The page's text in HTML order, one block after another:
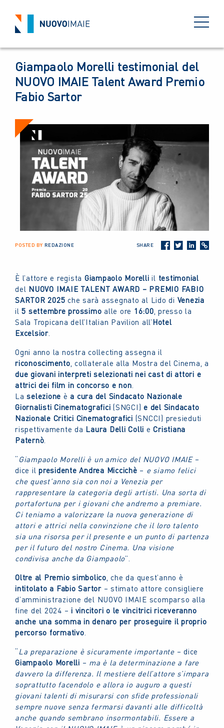
Giampaolo Morelli testimonial del
NUOVO IMAIE Talent Award Premio
Fabio Sartor
POSTED BY REDAZIONE SHARE
È l’attore e regista Giampaolo Morelli il testimonial
del NUOVO IMAIE TALENT AWARD – PREMIO FABIO
SARTOR 2025 che sarà assegnato al Lido di Venezia
il5 settembre prossimo alle ore 16:00 , presso la
Sala Tropicana dell’Italian Pavilion all’Hotel
Excelsior.
Ogni anno la nostra collecting assegna il
riconoscimento , collaterale alla Mostra del Cinema, a
due giovani interpreti selezionati nei cast di attori e
attrici dei film in concorso e non
Laselezione è a cura del Sindacato Nazionale
Giornalisti Cinematografici (SNGCI) e del Sindacato
Nazionale Critici Cinematografici (SNCCI) presieduti
rispettivamente da Laura Delli Colli eCristiana
Paternò
“ Giampaolo Morelli è un amico del NUOVO IMAIE–
dice il presidente Andrea Miccichè – e siamo felici
che quest’anno sia con noi a Venezia per
rappresentare la categoria degli artisti. Una sorta di
portafortuna per i giovani che andremo a premiare.
Ci teniamo a valorizzare la nuova generazione di
attori e attrici nella convinzione che il loro talento
sia una risorsa per il presente e un punto di partenza
per il futuro del nostro Cinema. Una visione
condivisa anche da Giampaolo”.
Oltre al Premio simbolico , che da quest’anno è
intitolato a Fabio Sartor– stimato attore consigliere
d’amministrazione del NUOVO IMAIE scomparso alla
fine del 2024 – i vincitori o le vincitrici riceveranno
anche una somma in denaro per proseguire il proprio
percorso formativo
“ La preparazione è sicuramente importante – dice
Giampaolo Morelli – ma è la determinazione a fare
davvero la differenza. Il mestiere dell’attore s’impara
soprattutto facendolo e allora io auguro a questi
giovani talenti di misurarsi con sfide professionali
sempre nuove senza fermarsi davanti alle difficoltà
anche quando sembrano insormontabili. Essere a